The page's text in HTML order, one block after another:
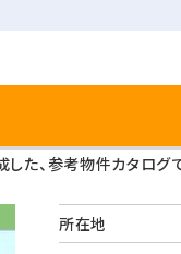
、参考物件カタログで
所在地